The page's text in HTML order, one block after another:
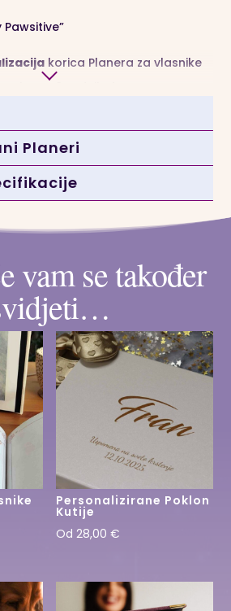
korica Planera za vlasnike
Planeri
vam se također
Personalizirane Poklon
Kutije
Od28,00€